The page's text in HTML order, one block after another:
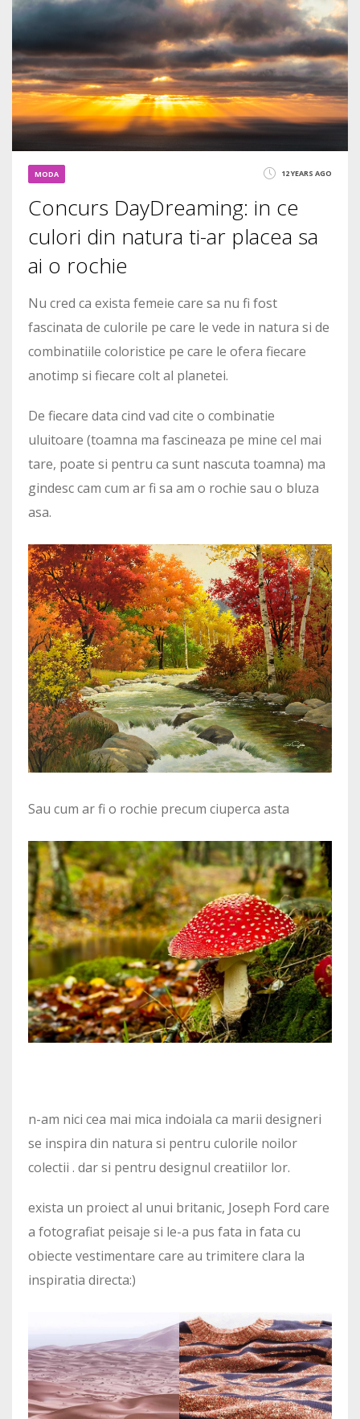
MODA 12 YEARS AGO
Concurs DayDreaming: in ce
culori din natura ti-ar placea sa
ai o rochie
Nu cred ca exista femeie care sa nu fi fost
fascinata de culorile pe care le vede in natura si de
combinatiile coloristice pe care le ofera fiecare
anotimp si fiecare colt al planetei.
De fiecare data cind vad cite o combinatie
uluitoare (toamna ma fascineaza pe mine cel mai
tare, poate si pentru ca sunt nascuta toamna) ma
gindesc cam cum ar fi sa am o rochie sau o bluza
asa.
Sau cum ar fi o rochie precum ciuperca asta
n-am nici cea mai mica indoiala ca marii designeri
se inspira din natura si pentru culorile noilor
colectii . dar si pentru designul creatiilor lor.
exista un proiect al unui britanic, Joseph Ford care
a fotografiat peisaje si le-a pus fata in fata cu
obiecte vestimentare care au trimitere clara la
inspiratia directa:)